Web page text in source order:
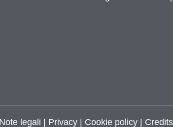
Note legali Privacy| Cookie policy| Credits